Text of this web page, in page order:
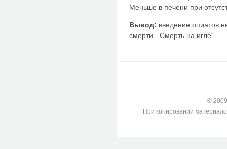
Меньше в печени при
Вывод: введение опиатов
смерти. „Смерть на игле“.
©
При копировании